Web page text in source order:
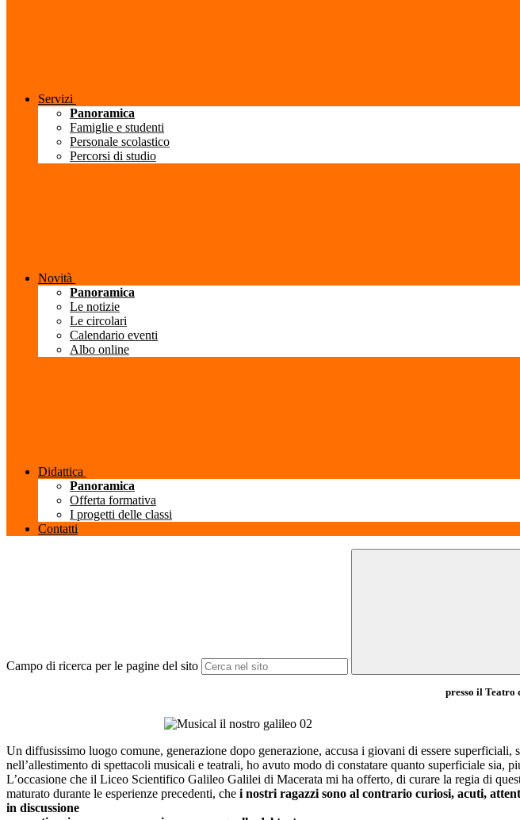
Servizi
Panoramica
Famiglie e studenti
Personale scolastico
Percorsi di studio
Novità
Panoramica
Le notizie
Le circolari
Calendario eventi
Albo online
Didattica
Panoramica
Offerta formativa
I progetti delle classi
Contatti
Campo di ricerca per le pagine del sito
presso il Teatro
Un diffusissimo luogo comune, generazione dopo generazione, accusa i giovani di essere
nell’allestimento di spettacoli musicali e teatrali, ho avuto modo di constatare quanto superficiale sia,
L’occasione che il Liceo Scientifico Galileo Galilei di Macerata mi ha offerto, di curare la regia di
maturato durante le esperienze precedenti, che i nostri ragazzi sono al contrario curiosi, acuti,
in discussione